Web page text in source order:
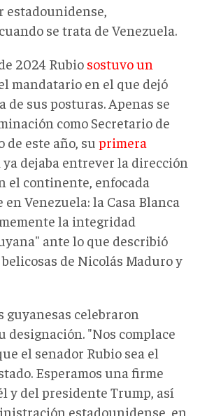
se trata de Venezuela.
2024 Rubio sostuvo un
mandatario en el que dejó
de sus posturas. Apenas se
como Secretario de
de este año, su primera
dejaba entrever la dirección
el continente, enfocada
Venezuela: la Casa Blanca
la integridad
ante lo que describió
de Nicolás Maduro y
guyanesas celebraron
designación. "Nos complace
el senador Rubio sea el
Esperamos una firme
y del presidente Trump, así
estadounidense, en